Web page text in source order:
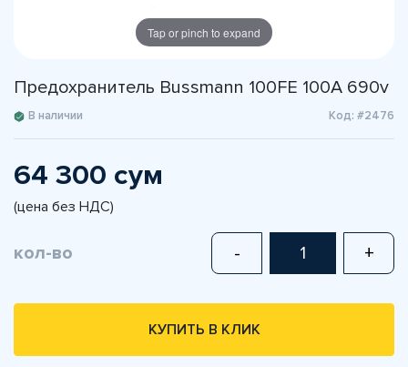
Tap or pinch to expand
Предохранитель Bussmann 100FE 100A 690v
В наличии Код: #2476
64 300 сум
(цена без НДС)
кол-во - +
КУПИТЬ В КЛИК